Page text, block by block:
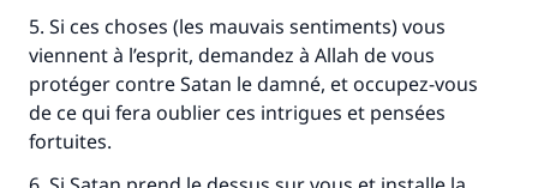
5. Si ces choses (les mauvais sentiments) vous
viennent à l’esprit, demandez à Allah de vous
protéger contre Satan le damné, et occupez-vous
de ce qui fera oublier ces intrigues et pensées
fortuites.